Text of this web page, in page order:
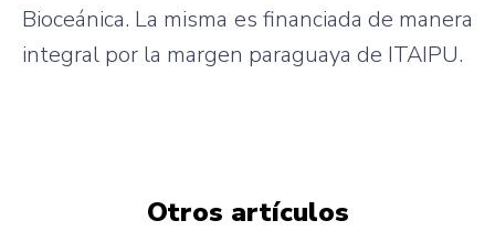
Bioceánica. La misma es financiada de manera
integral por la margen paraguaya de ITAIPU.
Otros artículos